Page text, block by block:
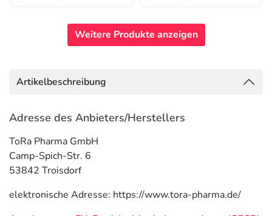
Weitere Produkte anzeigen
Artikelbeschreibung
Adresse des Anbieters/Herstellers
ToRa Pharma GmbH
Camp-Spich-Str. 6
53842 Troisdorf
elektronische Adresse: https://www.tora-pharma.de/